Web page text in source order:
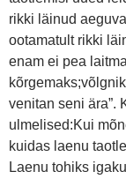
rikki läinud
ootamatult rikki
enam ei pea
venitan seni ära”.
ulmelised:Kui
kuidas laenu
Laenu tohiks